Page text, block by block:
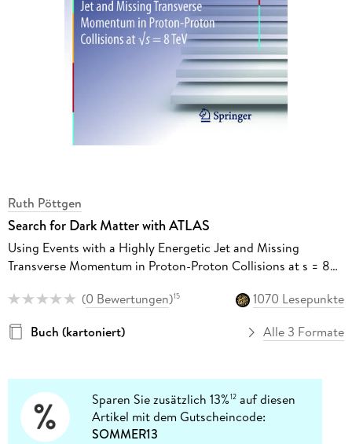
Ruth Pöttgen
Search for Dark Matter with ATLAS
Using Events with a Highly Energetic Jet and Missing
Transverse Momentum in Proton-Proton Collisions at s = 8
(0 Bewertungen)15
1070 Lesepunkte
Buch (kartoniert)
Alle 3 Formate
Sparen Sie zusätzlich 13%12 auf diesen
Artikel mit dem Gutscheincode:
SOMMER13